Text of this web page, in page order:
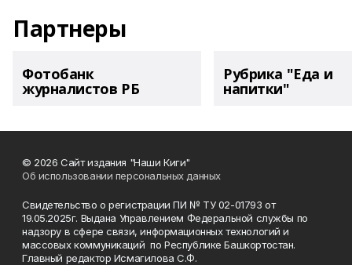
Партнеры
Фотобанк
журналистов РБ
Рубрика "Еда и
напитки"
© 2026 Сайт издания "Наши Киги"
Об использовании персональных данных
Свидетельство о регистрации ПИ № ТУ 02-01793 от
19.05.2025г. Выдана Управлением Федеральной службы по
надзору в сфере связи, информационных технологий и
массовых коммуникаций по Республике Башкортостан.
Главный редактор Исмагилова С.Ф.